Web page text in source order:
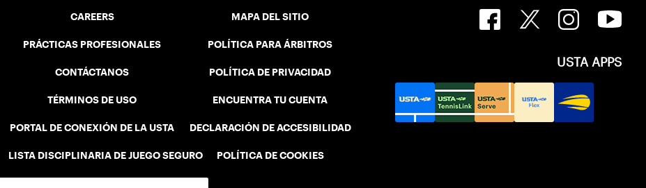
CAREERS
PRÁCTICAS PROFESIONALES
CONTÁCTANOS
TÉRMINOS DE USO
PORTAL DE CONEXIÓN DE LA USTA
LISTA DISCIPLINARIA DE JUEGO SEGURO
MAPA DEL SITIO
POLÍTICA PARA ÁRBITROS
POLÍTICA DE PRIVACIDAD
ENCUENTRA TU CUENTA
DECLARACIÓN DE ACCESIBILIDAD
POLÍTICA DE COOKIES
USTA APPS